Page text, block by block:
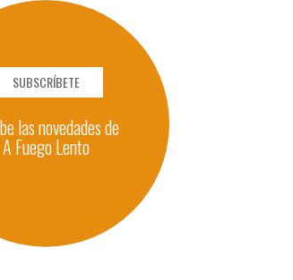
SUBSCRÍBETE
las novedades de
A Fuego Lento